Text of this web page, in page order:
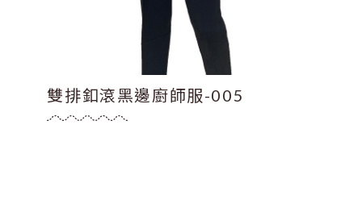
雙排釦滾黑邊廚師服-005